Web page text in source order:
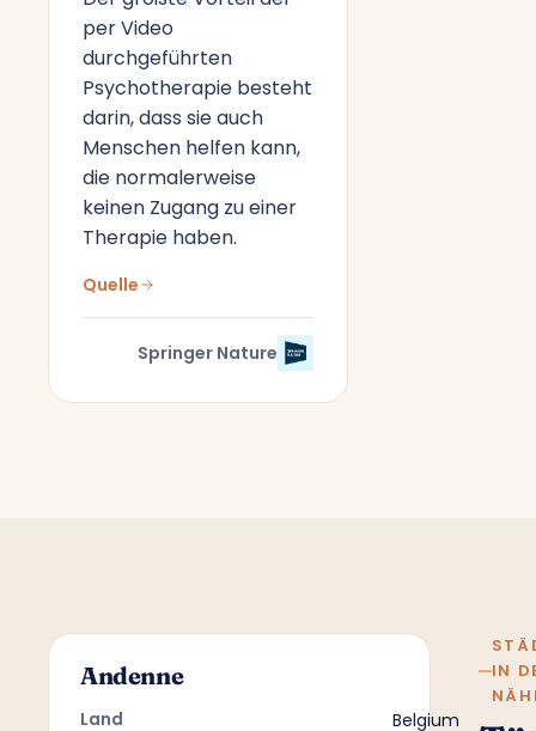
per Video
durchgeführten
Psychotherapie besteht
darin, dass sie auch
Menschen helfen kann,
die normalerweise
keinen Zugang zu einer
Therapie haben.
Quelle
Springer Nature
Andenne
Land Belgium
IN